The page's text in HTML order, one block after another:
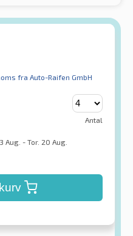
fra Auto-Raifen GmbH
Antal
Aug. - Tor. 20 Aug.